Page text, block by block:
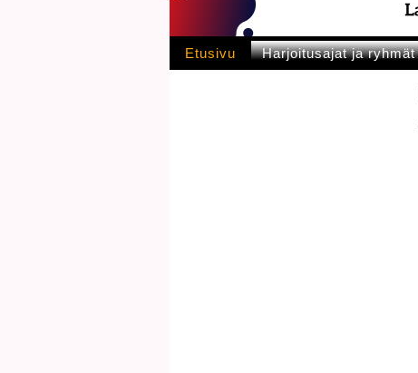
Etusivu Harjoitusajat ja ryhmät